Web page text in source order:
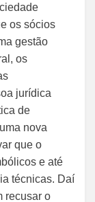
os sócios
gestão
os
jurídica
de
nova
que o
e até
técnicas. Daí
recusar o